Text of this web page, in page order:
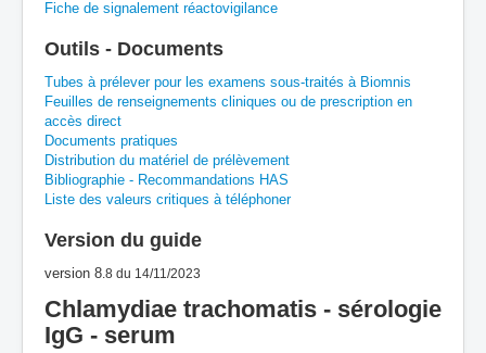
H I J K L M N O P
Q R
Fiche de signalement réactovigilance
Outils - Documents
Tubes à prélever pour les examens sous-traités à Biomnis
Feuilles de renseignements cliniques ou de prescription en
accès direct
Documents pratiques
Distribution du matériel de prélèvement
Bibliographie - Recommandations HAS
Liste des valeurs critiques à téléphoner
Version du guide
version 8.8 du 14/11/2023
Chlamydiae trachomatis - sérologie
IgG - serum